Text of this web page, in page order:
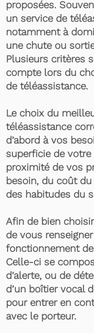
proposées.
un service de
notamment à
une chute ou
Plusieurs critères
compte lors du
de téléassistance.
Le choix du
téléassistance
d’abord à vos
superficie de
proximité de vos
besoin, du coût
des habitudes du
Afin de bien
de vous
fonctionnement
Celle-ci se
d’alerte, ou de
d’un boîtier vocal
pour entrer en
avec le porteur.